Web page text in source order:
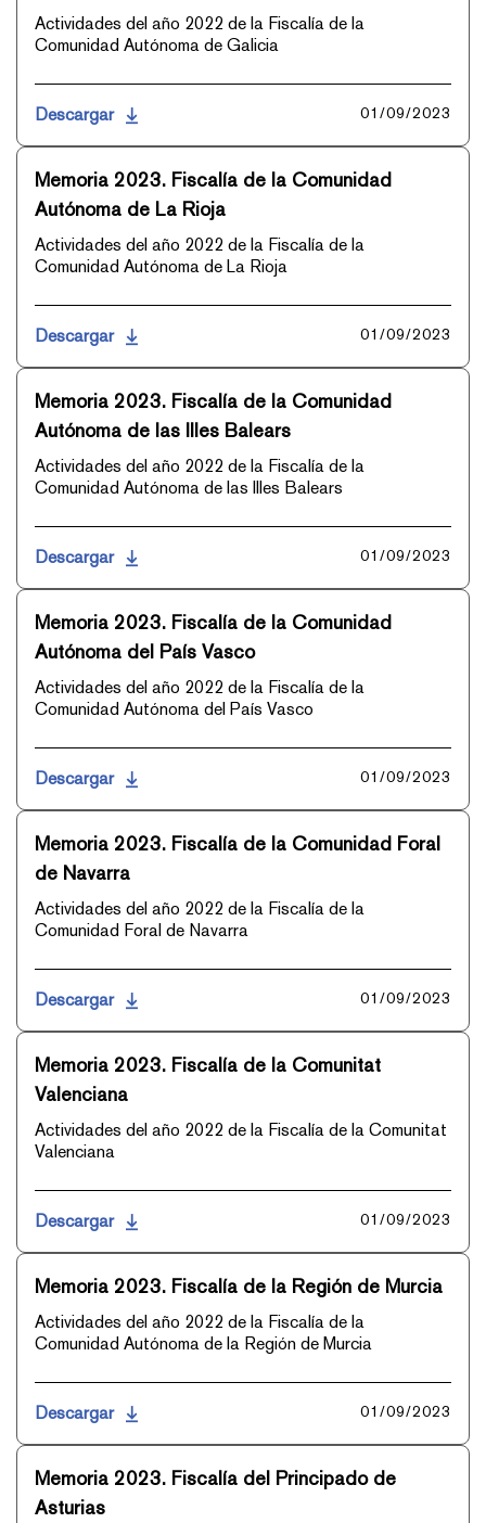
Actividades del año 2022 de la Fiscalía de la
Comunidad Autónoma de Galicia
Descargar 01/09/2023
Memoria 2023. Fiscalía de la Comunidad
Autónoma de La Rioja
Actividades del año 2022 de la Fiscalía de la
Comunidad Autónoma de La Rioja
Descargar 01/09/2023
Memoria 2023. Fiscalía de la Comunidad
Autónoma de las Illes Balears
Actividades del año 2022 de la Fiscalía de la
Comunidad Autónoma de las Illes Balears
Descargar 01/09/2023
Memoria 2023. Fiscalía de la Comunidad
Autónoma del País Vasco
Actividades del año 2022 de la Fiscalía de la
Comunidad Autónoma del País Vasco
Descargar 01/09/2023
Memoria 2023. Fiscalía de la Comunidad Foral
de Navarra
Actividades del año 2022 de la Fiscalía de la
Comunidad Foral de Navarra
Descargar 01/09/2023
Memoria 2023. Fiscalía de la Comunitat
Valenciana
Actividades del año 2022 de la Fiscalía de la Comunitat
Valenciana
Descargar 01/09/2023
Memoria 2023. Fiscalía de la Región de Murcia
Actividades del año 2022 de la Fiscalía de la
Comunidad Autónoma de la Región de Murcia
Descargar 01/09/2023
Memoria 2023. Fiscalía del Principado de
Asturias